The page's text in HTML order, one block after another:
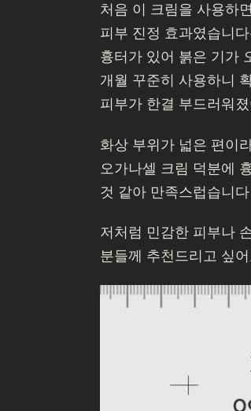
처음 이 크림을 사용하
피부 진정 효과였습니
흉터가 있어 붉은 기가
개월 꾸준히 사용하니
피부가 한결 부드러워
화상 부위가 넓은 편이
오가나셀 크림 덕분에
것 같아 만족스럽습니다
저처럼 민감한 피부나
분들께 추천드리고 싶